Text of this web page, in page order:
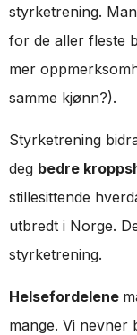
styrketrening.
for de aller fleste
mer
samme kjønn?).
Styrketrening
deg bedre
stillesittende
utbredt i Norge.
styrketrening.
Helsefordelene
mange. Vi